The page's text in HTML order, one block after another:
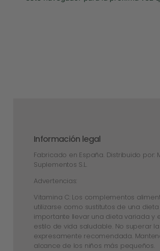
Información legal
Fabricado en España. Distribuido por:
Suplementos S.L.
Advertencias:
Vitamina C: Los complementos
utilizarse como sustitutos de una
importante llevar una dieta variada y
estilo de vida saludable. No superar
expresamente recomendada.
alcance de los niños más pequeños.